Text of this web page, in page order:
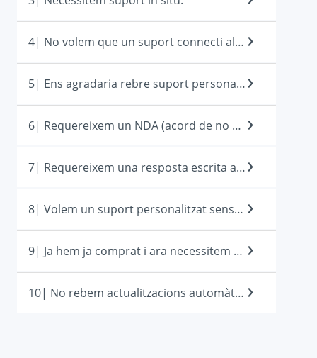
4| No volem que un suport connecti al nostre sistema.
5| Ens agradaria rebre suport personal, però no activem PaperOffice PLUS
6| Requereixem un NDA (acord de no divulgació)
7| Requereixem una resposta escrita a les nostres preguntes.
8| Volem un suport personalitzat sense cap cost.
9| Ja hem ja comprat i ara necessitem ajuda
10| No rebem actualitzacions automàtiques ni noves versions.